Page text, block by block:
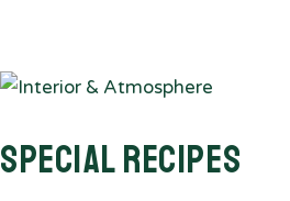
Special Recipes